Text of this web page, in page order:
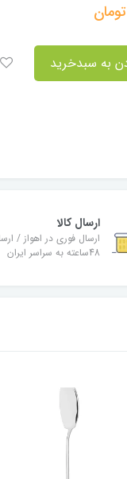
تومان
ارسال کالا
ارسال فوری در اهواز /
48ساعته به سراسر ایران